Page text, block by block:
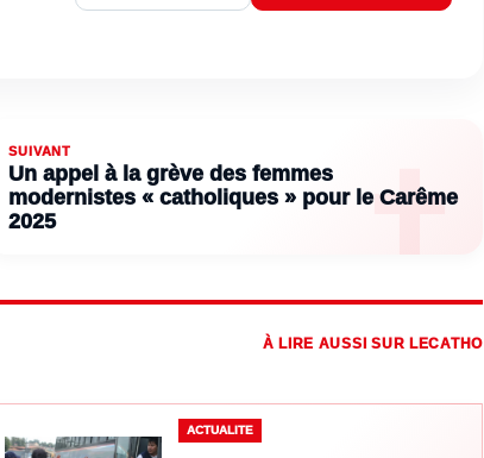
SUIVANT
Un appel à la grève des femmes
modernistes « catholiques » pour le Carême
2025
À LIRE AUSSI SUR LECATHO
ACTUALITE